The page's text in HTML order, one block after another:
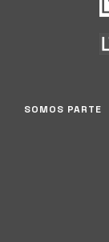
SOMOS PARTE